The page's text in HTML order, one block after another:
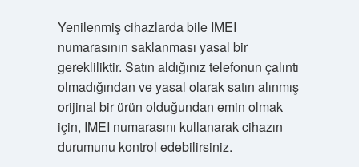
Yenilenmiş cihazlarda bile IMEI
numarasının saklanması yasal bir
gerekliliktir. Satın aldığınız telefonun çalıntı
olmadığından ve yasal olarak satın alınmış
orijinal bir ürün olduğundan emin olmak
için, IMEI numarasını kullanarak cihazın
durumunu kontrol edebilirsiniz.